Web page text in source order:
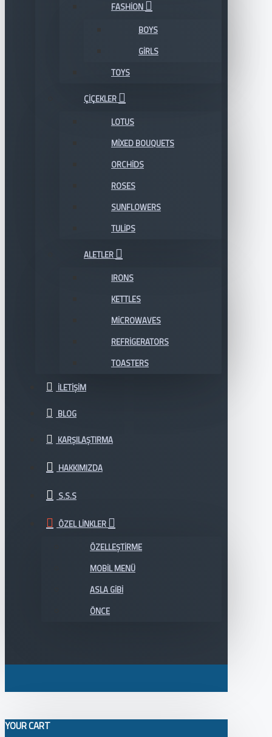
FASHION
BOYS
GIRLS
TOYS
ÇIÇEKLER
LOTUS
MIXED BOUQUETS
ORCHIDS
ROSES
SUNFLOWERS
TULIPS
ALETLER
IRONS
KETTLES
MICROWAVES
REFRIGERATORS
TOASTERS
İLETIŞIM
BLOG
KARŞILAŞTIRMA
HAKKIMIZDA
S.S.S
ÖZEL LINKLER
ÖZELLEŞTIRME
MOBIL MENÜ
ASLA GIBI
ÖNCE
YOUR CART